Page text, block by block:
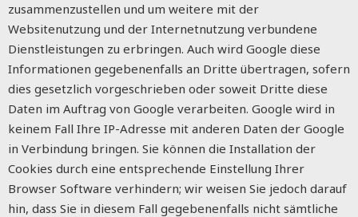
zusammenzustellen und um weitere mit der
Websitenutzung und der Internetnutzung verbundene
Dienstleistungen zu erbringen. Auch wird Google diese
Informationen gegebenenfalls an Dritte übertragen, sofern
dies gesetzlich vorgeschrieben oder soweit Dritte diese
Daten im Auftrag von Google verarbeiten. Google wird in
keinem Fall Ihre IP-Adresse mit anderen Daten der Google
in Verbindung bringen. Sie können die Installation der
Cookies durch eine entsprechende Einstellung Ihrer
Browser Software verhindern; wir weisen Sie jedoch darauf
hin, dass Sie in diesem Fall gegebenenfalls nicht sämtliche